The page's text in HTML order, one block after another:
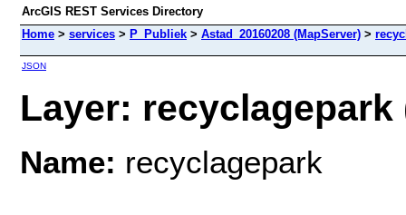
ArcGIS REST Services Directory
Home > services > P_Publiek > Astad_20160208 (MapServer) >
JSON
Layer: recyclagepark
Name: recyclagepark